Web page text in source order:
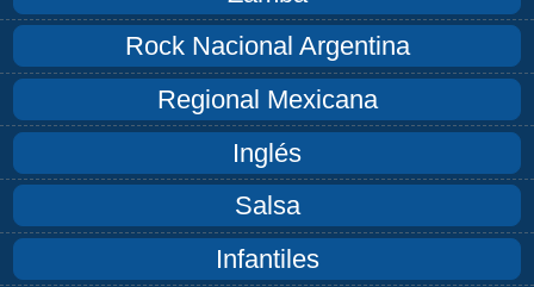
Rock Nacional Argentina
Regional Mexicana
Inglés
Salsa
Infantiles